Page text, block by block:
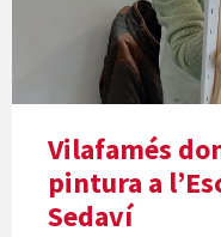
Vilafamés
pintura a
Sedaví